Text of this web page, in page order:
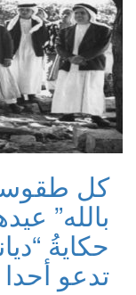
كل
بالله”
حكايةُ
تدعو أحدا